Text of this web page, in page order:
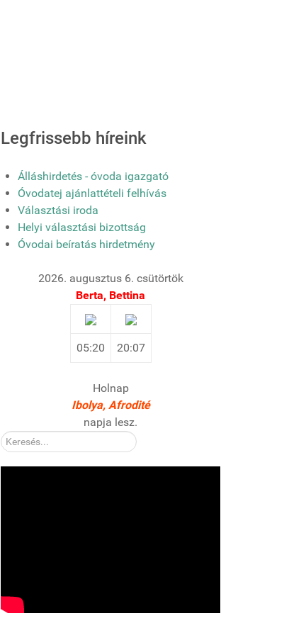
Legfrissebb híreink
Álláshirdetés - óvoda igazgató
Óvodatej ajánlattételi felhívás
Választási iroda
Helyi választási bizottság
Óvodai beíratás hirdetmény
2026. augusztus 6. csütörtök
Berta, Bettina
05:20 20:07
Holnap
Ibolya, Afrodité
napja lesz.
Kereső: